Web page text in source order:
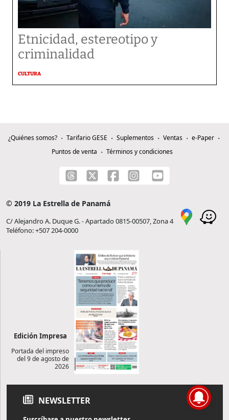
Etnicidad, estereotipo y
criminalidad
CULTURA
¿Quiénes somos? Tarifario GESE Suplementos Ventas
e-Paper
Puntos de venta
Términos y condiciones
© 2019 La Estrella de Panamá
C/ Alejandro A. Duque G. - Apartado 0815-00507, Zona 4
Teléfono: +507 204-0000
Edición Impresa
Portada del impreso
del 9 de agosto de
2026
NEWSLETTER